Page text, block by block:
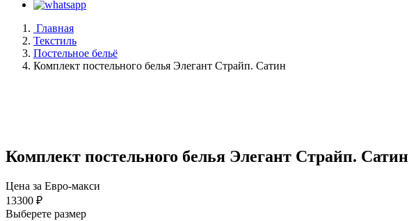
Главная
Текстиль
Постельное бельё
Комплект постельного белья Элегант Страйп. Сатин
Комплект постельного белья Элегант Страйп. Сатин
Цена за Евро-макси
13300 ₽
Выберете размер